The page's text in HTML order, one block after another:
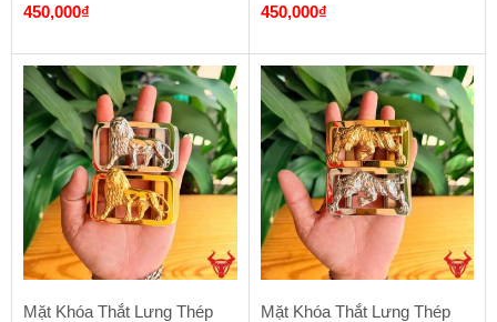
450,000₫ 450,000₫
Mặt Khóa Thắt Lưng Thép
Mặt Khóa Thắt Lưng Thép